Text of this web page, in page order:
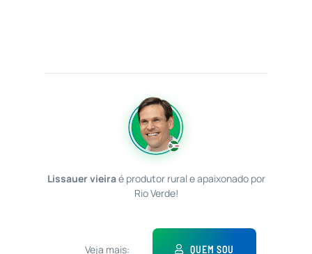
Lissauer vieiraé produtor rural e apaixonado por
Rio Verde!
Veja mais: QUEM SOU